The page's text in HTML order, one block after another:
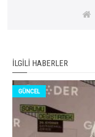
İLGILI HABERLER
GÜNCEL